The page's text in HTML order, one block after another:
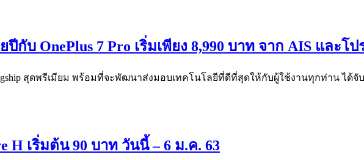
กับ OnePlus 7 Pro เริ่มเพียง 8,990 บาท จาก AIS และโป
สุดพรีเมียม พร้อมที่จะพัฒนาส่งมอบเทคโนโลยีที่ดีที่สุดให้กับผู้ใช้งานทุกท่าน ได้
H เริ่มต้น 90 บาท วันนี้ – 6 ม.ค. 63